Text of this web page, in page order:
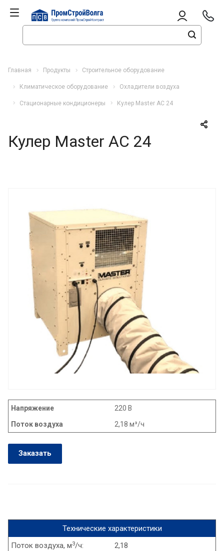
Главная Продукты Строительное оборудование
Климатическое оборудование Охладители воздуха
Стационарные кондиционеры Кулер Master AC 24
Кулер Master AC 24
Напряжение
220 В
Поток воздуха
2,18 м³/ч
Заказать
Технические характеристики
Поток воздуха, м3/ч:
2,18